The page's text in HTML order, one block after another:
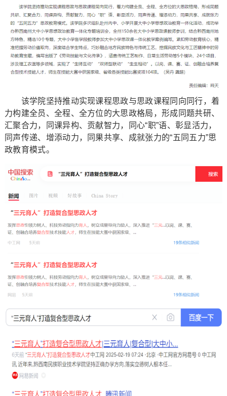
该学院坚持推动实现课程思政与思政课程同向同行，着
力构建全员、全程、全方位的大思政格局，形成同题共研、
汇聚合力，同课异构、贡献智力，同心“职”语、彰显活力，
同声传递、增添动力，同果共享、成就张力的“五同五力”思
政教育模式。